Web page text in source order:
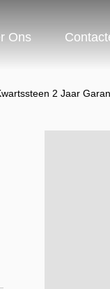
Ons
2 Jaar